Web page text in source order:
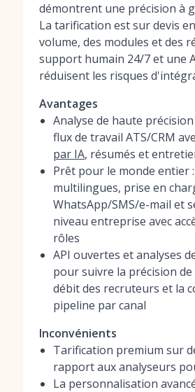
démontrent une précision à
La tarification est sur devis
volume, des modules et des
support humain 24/7 et une
réduisent les risques
Avantages
Analyse de haute
flux de travail ATS/CRM
par IA, résumés et
Prêt pour le monde entier
multilingues, prise en
WhatsApp/SMS/e-mail et
niveau entreprise avec
rôles
API ouvertes et analyses
pour suivre la précision de
débit des recruteurs et la
pipeline par canal
Inconvénients
Tarification premium sur
rapport aux analyseurs
La personnalisation